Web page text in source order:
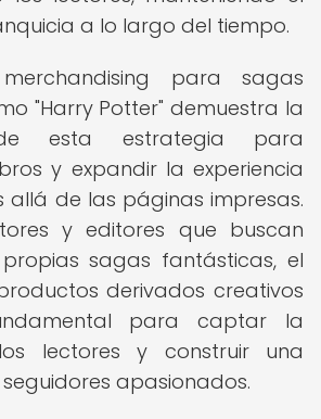
a lo largo del tiempo.
para sagas
"Harry Potter" demuestra la
esta estrategia para
y expandir la experiencia
allá de las páginas impresas.
y editores que buscan
sagas fantásticas, el
derivados creativos
para captar la
lectores y construir una
apasionados.